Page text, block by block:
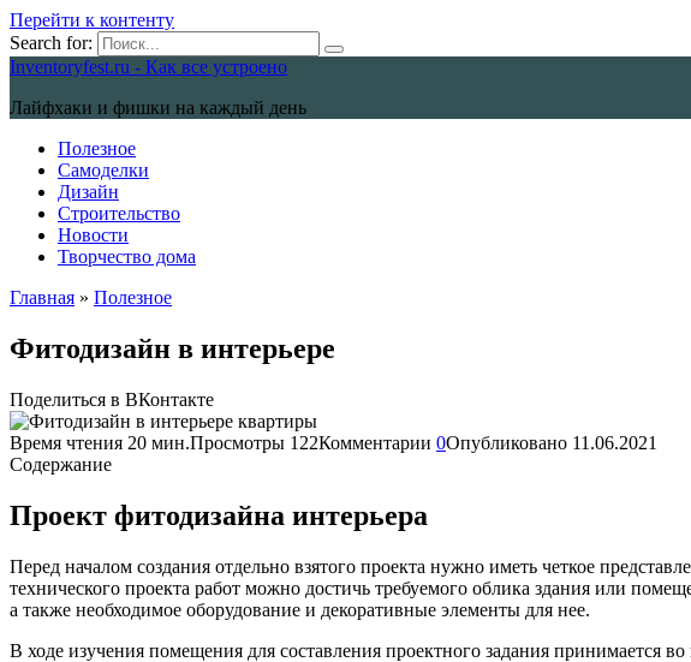
Перейти к контенту
Search for:
Inventoryfest.ru - Как все устроено
Лайфхаки и фишки на каждый день
Полезное
Самоделки
Дизайн
Строительство
Новости
Творчество дома
Главная » Полезное
Фитодизайн в интерьере
Поделиться в ВКонтакте
Время чтения 20 мин.Просмотры 122Комментарии 0Опубликовано 11.06.2021
Содержание
Проект фитодизайна интерьера
Перед началом создания отдельно взятого проекта нужно иметь четкое
технического проекта работ можно достичь требуемого облика здания или
а также необходимое оборудование и декоративные элементы для нее.
В ходе изучения помещения для составления проектного задания принимается